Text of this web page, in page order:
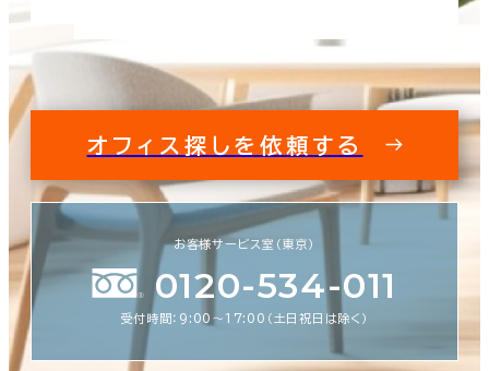
オフィス探しを依頼する
お客様サービス室（東京）
0120-534-011
受付時間：9:00〜17:00（土日祝日は除く）